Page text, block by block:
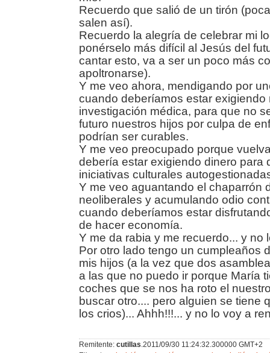
Recuerdo que salió de un tirón
salen así).
Recuerdo la alegría de celebrar mi
ponérselo más difícil al Jesús del
cantar esto, va a ser un poco más
apoltronarse).
Y me veo ahora, mendigando por
cuando deberíamos estar exigiendo
investigación médica, para que no
futuro nuestros hijos por culpa de
podrían ser curables.
Y me veo preocupado porque
debería estar exigiendo dinero para
iniciativas culturales
Y me veo aguantando el chaparrón
neoliberales y acumulando odio
cuando deberíamos estar
de hacer economía.
Y me da rabia y me recuerdo... y no
Por otro lado tengo un cumpleaños
mis hijos (a la vez que dos
a las que no puedo ir porque María
coches que se nos ha roto el
buscar otro.... pero alguien se tiene
los crios)... Ahhh!!!... y no lo voy a
Remitente: cutillas .2011/09/30 11:24:32.300000 GMT+2